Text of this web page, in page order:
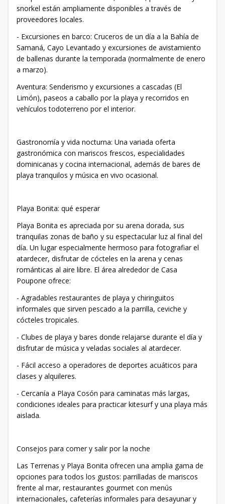
snorkel están ampliamente disponibles a través de
proveedores locales.
- Excursiones en barco: Cruceros de un día a la Bahía de
Samaná, Cayo Levantado y excursiones de avistamiento
de ballenas durante la temporada (normalmente de enero
a marzo).
Aventura: Senderismo y excursiones a cascadas (El
Limón), paseos a caballo por la playa y recorridos en
vehículos todoterreno por el interior.
Gastronomía y vida nocturna: Una variada oferta
gastronómica con mariscos frescos, especialidades
dominicanas y cocina internacional, además de bares de
playa tranquilos y música en vivo ocasional.
Playa Bonita: qué esperar
Playa Bonita es apreciada por su arena dorada, sus
tranquilas zonas de baño y su espectacular luz al final del
día. Un lugar especialmente hermoso para fotografiar el
atardecer, disfrutar de cócteles en la arena y cenas
románticas al aire libre. El área alrededor de Casa
Poupone ofrece:
- Agradables restaurantes de playa y chiringuitos
informales que sirven pescado a la parrilla, ceviche y
cócteles tropicales.
- Clubes de playa y bares donde relajarse durante el día y
disfrutar de música y veladas sociales al atardecer.
- Fácil acceso a operadores de deportes acuáticos para
clases y alquileres.
- Cercanía a Playa Cosón para caminatas más largas,
condiciones ideales para practicar kitesurf y una playa más
aislada.
Consejos para comer y salir por la noche
Las Terrenas y Playa Bonita ofrecen una amplia gama de
opciones para todos los gustos: parrilladas de mariscos
frente al mar, restaurantes gourmet con menús
internacionales, cafeterías informales para desayunar y